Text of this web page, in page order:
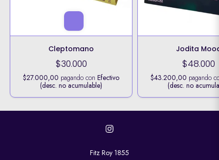
Cleptomano
$30.000
$27.000,00 pagando conEfectivo
(desc. no acumulable)
Jodita
$48.000
$43.200,00 pagando
(desc. no
Fitz Roy 1855